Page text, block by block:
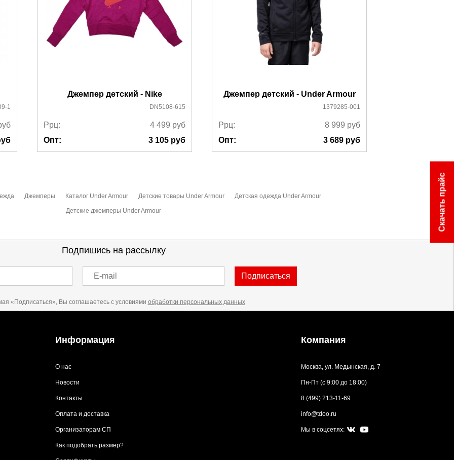
1
Джемпер детский - Nike
DN5108-615
Ррц: 4 499 руб
Опт:
3 105 руб
Джемпер детский - Under Armour
1379285-001
Ррц: 8 999 руб
Опт:
3 689 руб
Джемперы Каталог Under Armour Детские товары Under Armour Детская одежда Under Armour
Детские джемперы Under Armour
Подпишись на рассылку
E-mail Подписаться
«Подписаться», Вы соглашаетесь с условиями обработки персональных данных
Информация
О нас
Новости
Контакты
Оплата и доставка
Организаторам СП
Как подобрать размер?
Компания
Москва, ул. Медынская, д. 7
Пн-Пт (с 9:00 до 18:00)
8 (499) 213-11-69
info@tdoo.ru
Мы в соцсетях:
Скачать прайс